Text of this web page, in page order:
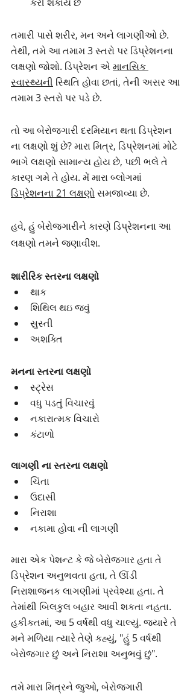
તમારી પાસે શરીર, મન અને લાગણીઓ છે.
તેથી, તમે આ તમામ 3 સ્તરો પર ડિપ્રેશનના
લક્ષણો જોશો. ડિપ્રેશન એ માનસિક
સ્વાસ્થ્યની સ્થિતિ હોવા છતાં, તેની અસર આ
તમામ 3 સ્તરો પર પડે છે.
તો આ બેરોજગારી દરમિયાન થતા ડિપ્રેશન
ના લક્ષણો શું છે? મારા મિત્ર, ડિપ્રેશનમાં મોટે
ભાગે લક્ષણો સામાન્ય હોય છે, પછી ભલે તે
કારણ ગમે તે હોય. મેં મારા બ્લોગમાં
ડિપ્રેશનના 21 લક્ષણોસમજાવ્યા છે.
હવે, હું બેરોજગારીને કારણે ડિપ્રેશનના આ
લક્ષણો તમને જણાવીશ.
શારીરિક સ્તરના લક્ષણો
થાક
શિથિલ થઇ જવું
સુસ્તી
અશક્તિ
મનના સ્તરના લક્ષણો
સ્ટ્રેસ
વધુ પડતું વિચારવું
નકારાત્મક વિચારો
કંટાળો
લાગણી ના સ્તરના લક્ષણો
ચિંતા
ઉદાસી
નિરાશા
નકામા હોવા ની લાગણી
મારા એક પેશન્ટ કે જે બેરોજગાર હતા તે
ડિપ્રેશન અનુભવતા હતા, તે ઊંડી
નિરાશાજનક લાગણીમાં પ્રવેશ્યા હતા. તે
તેમાંથી બિલકુલ બહાર આવી શકતા નહતા.
હકીકતમાં, આ 5 વર્ષથી વધુ ચાલ્યું. જ્યારે તે
મને મળિયા ત્યારે તેણે કહ્યું, "હું 5 વર્ષથી
બેરોજગાર છું અને નિરાશા અનુભવું છું".
તમે મારા મિત્રને જુઓ, બેરોજગારી